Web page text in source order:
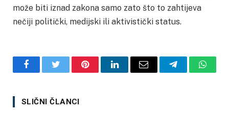
može biti iznad zakona samo zato što to zahtijeva
nečiji politički, medijski ili aktivistički status.
FacebookTwitter PinterestLinkedInEmail Telegram
SLIČNI ČLANCI